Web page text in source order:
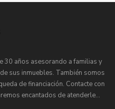
30 años asesorando a familias y
sus inmuebles. También somos
de financiación. Contacte con
encantados de atenderle…